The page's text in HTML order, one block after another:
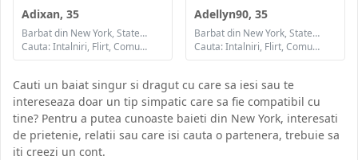
Adixan, 35
Barbat din New York, Statele Unite ale Americii
Cauta: Intalniri, Flirt, Comunicare / chat, Prietenie, Casatorie
Adellyn90, 35
Barbat din New York, Statele Unite ale Americii
Cauta: Intalniri, Flirt, Comunicare / chat, Prietenie, Casatorie
Cauti un baiat singur si dragut cu care sa iesi sau te
intereseaza doar un tip simpatic care sa fie compatibil cu
tine? Pentru a putea cunoaste baieti din New York, interesati
de prietenie, relatii sau care isi cauta o partenera, trebuie sa
iti creezi un cont.